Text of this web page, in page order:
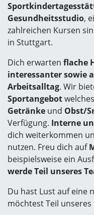
Gesundheitsstudio,
zahlreichen Kursen
in Stuttgart.
Dich erwarten flache
interessanter sowie
Arbeitsalltag. Wir
Sportangebot
Getränke und Obst/
Verfügung. Interne
dich weiterkommen
nutzen. Freu dich auf
beispielsweise ein
werde Teil unseres
Du hast Lust auf eine
möchtest Teil